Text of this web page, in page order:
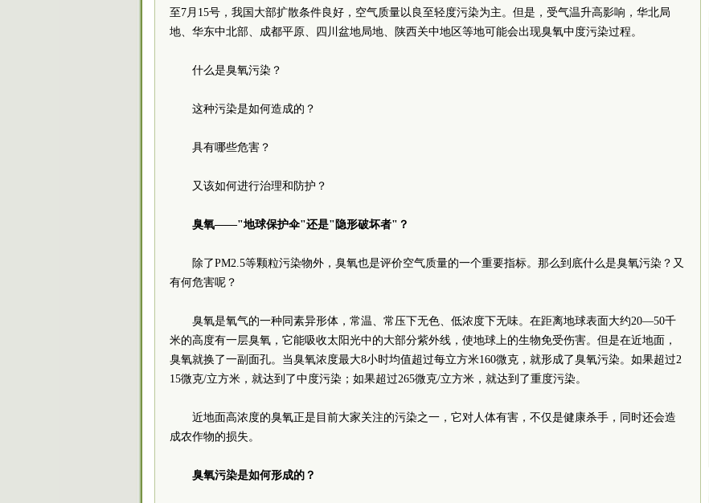
至7月15号，我国大部扩散条件良好，空气质量以良至轻度污染为主。但是，受气温升高影响，华北局
地、华东中北部、成都平原、四川盆地局地、陕西关中地区等地可能会出现臭氧中度污染过程。
什么是臭氧污染？
这种污染是如何造成的？
具有哪些危害？
又该如何进行治理和防护？
臭氧——"地球保护伞"还是"隐形破坏者"？
除了PM2.5等颗粒污染物外，臭氧也是评价空气质量的一个重要指标。那么到底什么是臭氧污染？又
有何危害呢？
臭氧是氧气的一种同素异形体，常温、常压下无色、低浓度下无味。在距离地球表面大约20—50千
米的高度有一层臭氧，它能吸收太阳光中的大部分紫外线，使地球上的生物免受伤害。但是在近地面，
臭氧就换了一副面孔。当臭氧浓度最大8小时均值超过每立方米160微克，就形成了臭氧污染。如果超过2
15微克/立方米，就达到了中度污染；如果超过265微克/立方米，就达到了重度污染。
近地面高浓度的臭氧正是目前大家关注的污染之一，它对人体有害，不仅是健康杀手，同时还会造
成农作物的损失。
臭氧污染是如何形成的？